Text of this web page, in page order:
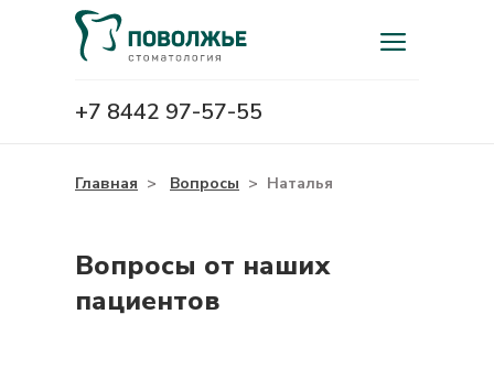
+7 8442 97-57-55
Главная > Вопросы > Наталья
Вопросы от наших
пациентов